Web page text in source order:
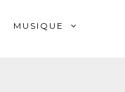
MUSIQUE